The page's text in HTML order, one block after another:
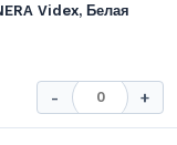
Videx, Белая
- +